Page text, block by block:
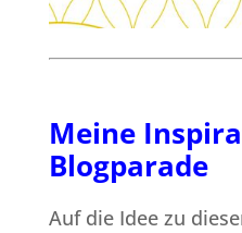
Meine
Blogparade
Auf die Idee zu